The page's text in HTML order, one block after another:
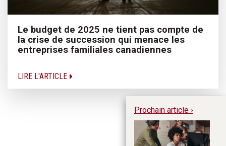
Le budget de 2025 ne tient pas compte de
la crise de succession qui menace les
entreprises familiales canadiennes
LIRE L'ARTICLE
Prochain article ›